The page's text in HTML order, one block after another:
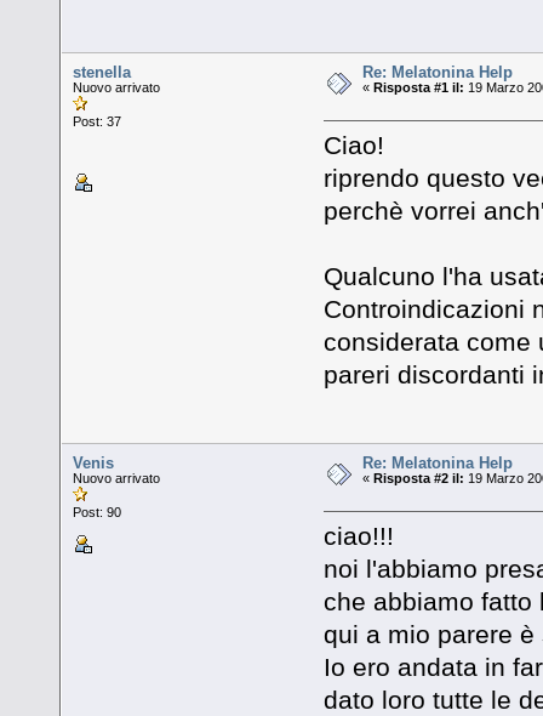
stenella
Nuovo arrivato
Post: 37
Re: Melatonina Help
« Risposta #1 il: 19 Marzo
Ciao!
riprendo questo
perchè vorrei
Qualcuno l'ha
Controindicazioni
considerata come
pareri discordanti
Venis
Nuovo arrivato
Post: 90
Re: Melatonina Help
« Risposta #2 il: 19 Marzo
ciao!!!
noi l'abbiamo
che abbiamo fatto
qui a mio parere è
Io ero andata in
dato loro tutte le